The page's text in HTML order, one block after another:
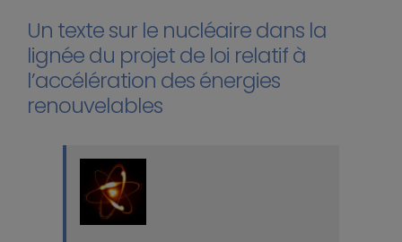
Un texte sur le nucléaire dans la
lignée du projet de loi relatif à
l’accélération des énergies
renouvelables